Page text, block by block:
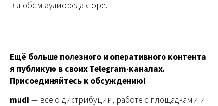
в любом аудиоредакторе.
Ещё больше полезного и оперативного контента
я публикую в своих Telegram-каналах.
Присоединяйтесь к обсуждению!
mudi — всё о дистрибуции, работе с площадками и